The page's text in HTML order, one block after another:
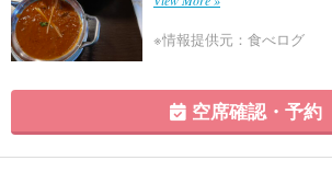
※情報提供元：食べログ
空席確認・予約